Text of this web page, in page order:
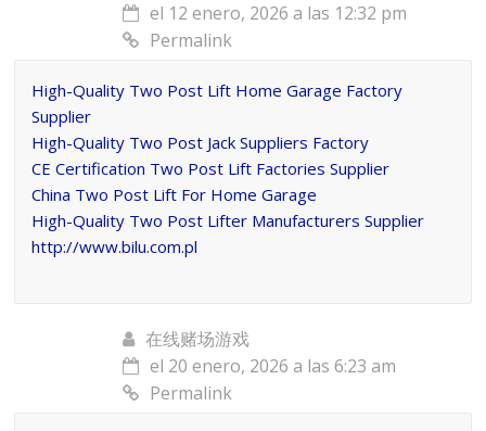
el 12 enero, 2026 a las 12:32 pm
Permalink
High-Quality Two Post Lift Home Garage Factory
Supplier
High-Quality Two Post Jack Suppliers Factory
CE Certification Two Post Lift Factories Supplier
China Two Post Lift For Home Garage
High-Quality Two Post Lifter Manufacturers Supplier
http://www.bilu.com.pl
在线赌场游戏
el 20 enero, 2026 a las 6:23 am
Permalink